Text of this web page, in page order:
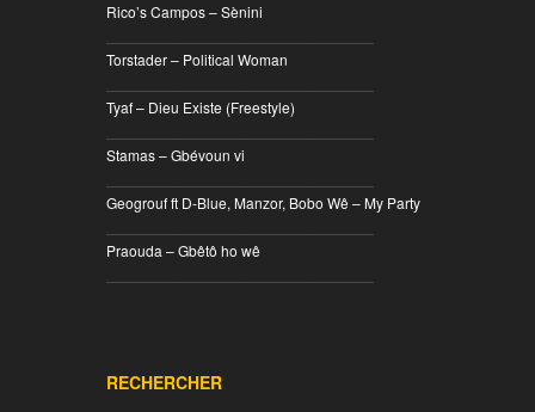
Rico’s Campos – Sènini
Torstader – Political Woman
Tyaf – Dieu Existe (Freestyle)
Stamas – Gbévoun vi
Geogrouf ft D-Blue, Manzor, Bobo Wê – My Party
Praouda – Gbêtô ho wê
RECHERCHER